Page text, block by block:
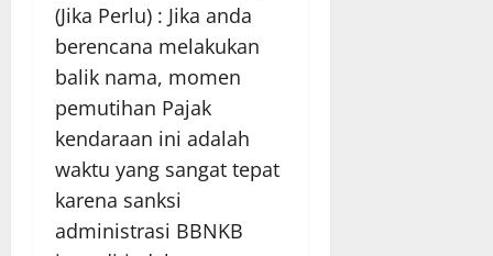
(Jika Perlu) : Jika anda
berencana melakukan
balik nama, momen
pemutihan Pajak
kendaraan ini adalah
waktu yang sangat tepat
karena sanksi
administrasi BBNKB